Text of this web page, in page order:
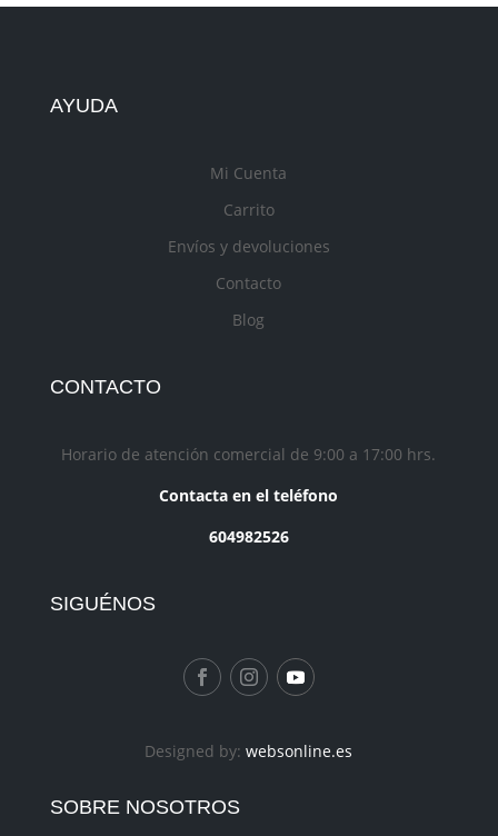
AYUDA
Mi Cuenta
Carrito
Envíos y devoluciones
Contacto
Blog
CONTACTO
Horario de atención comercial de 9:00 a 17:00 hrs.
Contacta en el teléfono
604982526
SIGUÉNOS
Designed by:websonline.es
SOBRE NOSOTROS